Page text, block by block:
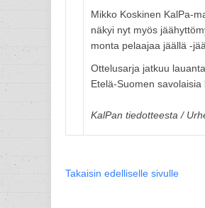
Mikko Koskinen KalPa-
näkyi nyt myös
monta pelaajaa jäällä -
Ottelusarja jatkuu
Etelä-Suomen
KalPan tiedotteesta /
Takaisin edelliselle sivulle